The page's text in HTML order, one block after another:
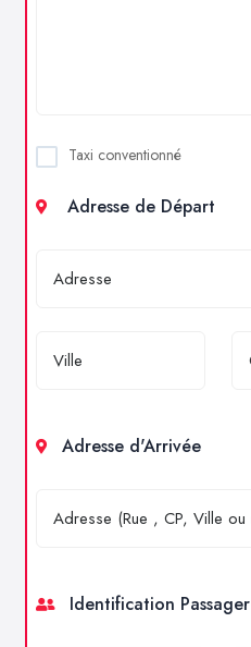
Taxi conventionné
Adresse de Départ
Adresse d'Arrivée
Identification Passager